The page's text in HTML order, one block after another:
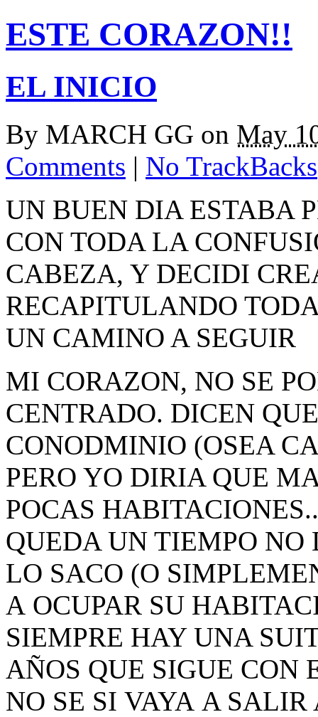
ESTE CORAZON!!
EL INICIO
By MARCH GG on May
Comments | No TrackBacks
UN BUEN DIA ESTABA
CON TODA LA
CABEZA, Y DECIDI
RECAPITULANDO
UN CAMINO A SEGUIR
MI CORAZON, NO SE
CENTRADO. DICEN
CONODMINIO (OSEA
PERO YO DIRIA QUE
POCAS
QUEDA UN TIEMPO NO
LO SACO (O
A OCUPAR SU
SIEMPRE HAY UNA
AÑOS QUE SIGUE CON
NO SE SI VAYA A